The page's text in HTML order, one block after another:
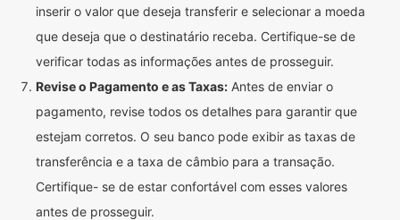
inserir o valor que deseja transferir e selecionar a moeda
que deseja que o destinatário receba. Certifique-se de
verificar todas as informações antes de prosseguir.
Revise o Pagamento e as Taxas: Antes de enviar o
pagamento, revise todos os detalhes para garantir que
estejam corretos. O seu banco pode exibir as taxas de
transferência e a taxa de câmbio para a transação.
Certifique- se de estar confortável com esses valores
antes de prosseguir.